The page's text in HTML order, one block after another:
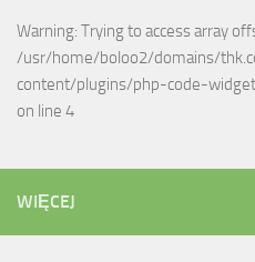
Warning: Trying to access array
/usr/home/boloo2/domains/
content/plugins/php-code-
on line 4
WIĘCEJ